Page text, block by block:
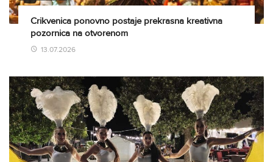
Crikvenica ponovno postaje prekrasna kreativna
pozornica na otvorenom
13.07.2026